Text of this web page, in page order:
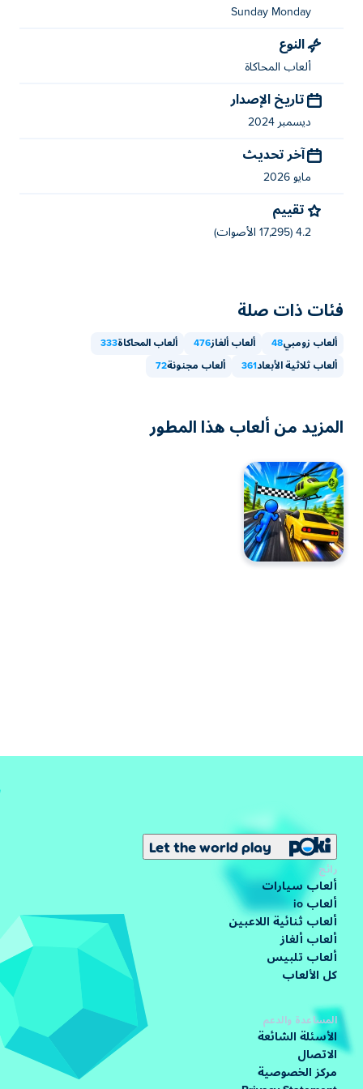
Sunday Monday
النوع
ألعاب المحاكاة
تاريخ الإصدار
ديسمبر 2024
آخر تحديث
مايو 2026
تقييم
4.2 (17,295 الأصوات)
فئات ذات صلة
ألعاب زومبي48 ألعاب ألغاز476 ألعاب المحاكاة333
ألعاب ثلاثية الأبعاد361 ألعاب مجنونة72
المزيد من ألعاب هذا المطور
Let the world play
رائج
ألعاب سيارات
ألعاب io
ألعاب ثنائية اللاعبين
ألعاب ألغاز
ألعاب تلبيس
كل الألعاب
المساعدة والدعم
الأسئلة الشائعة
الاتصال
مركز الخصوصية